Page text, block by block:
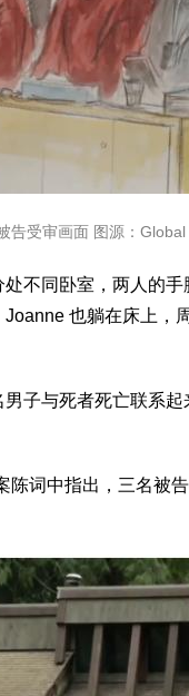
告受审画面 图源：Global
不同卧室，两人的手
也躺在床上，
子与死者死亡联系
陈词中指出，三名被